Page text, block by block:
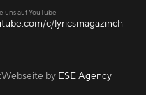
uns auf YouTube
c/lyricsmagazinch
Webseite by ESE Agency